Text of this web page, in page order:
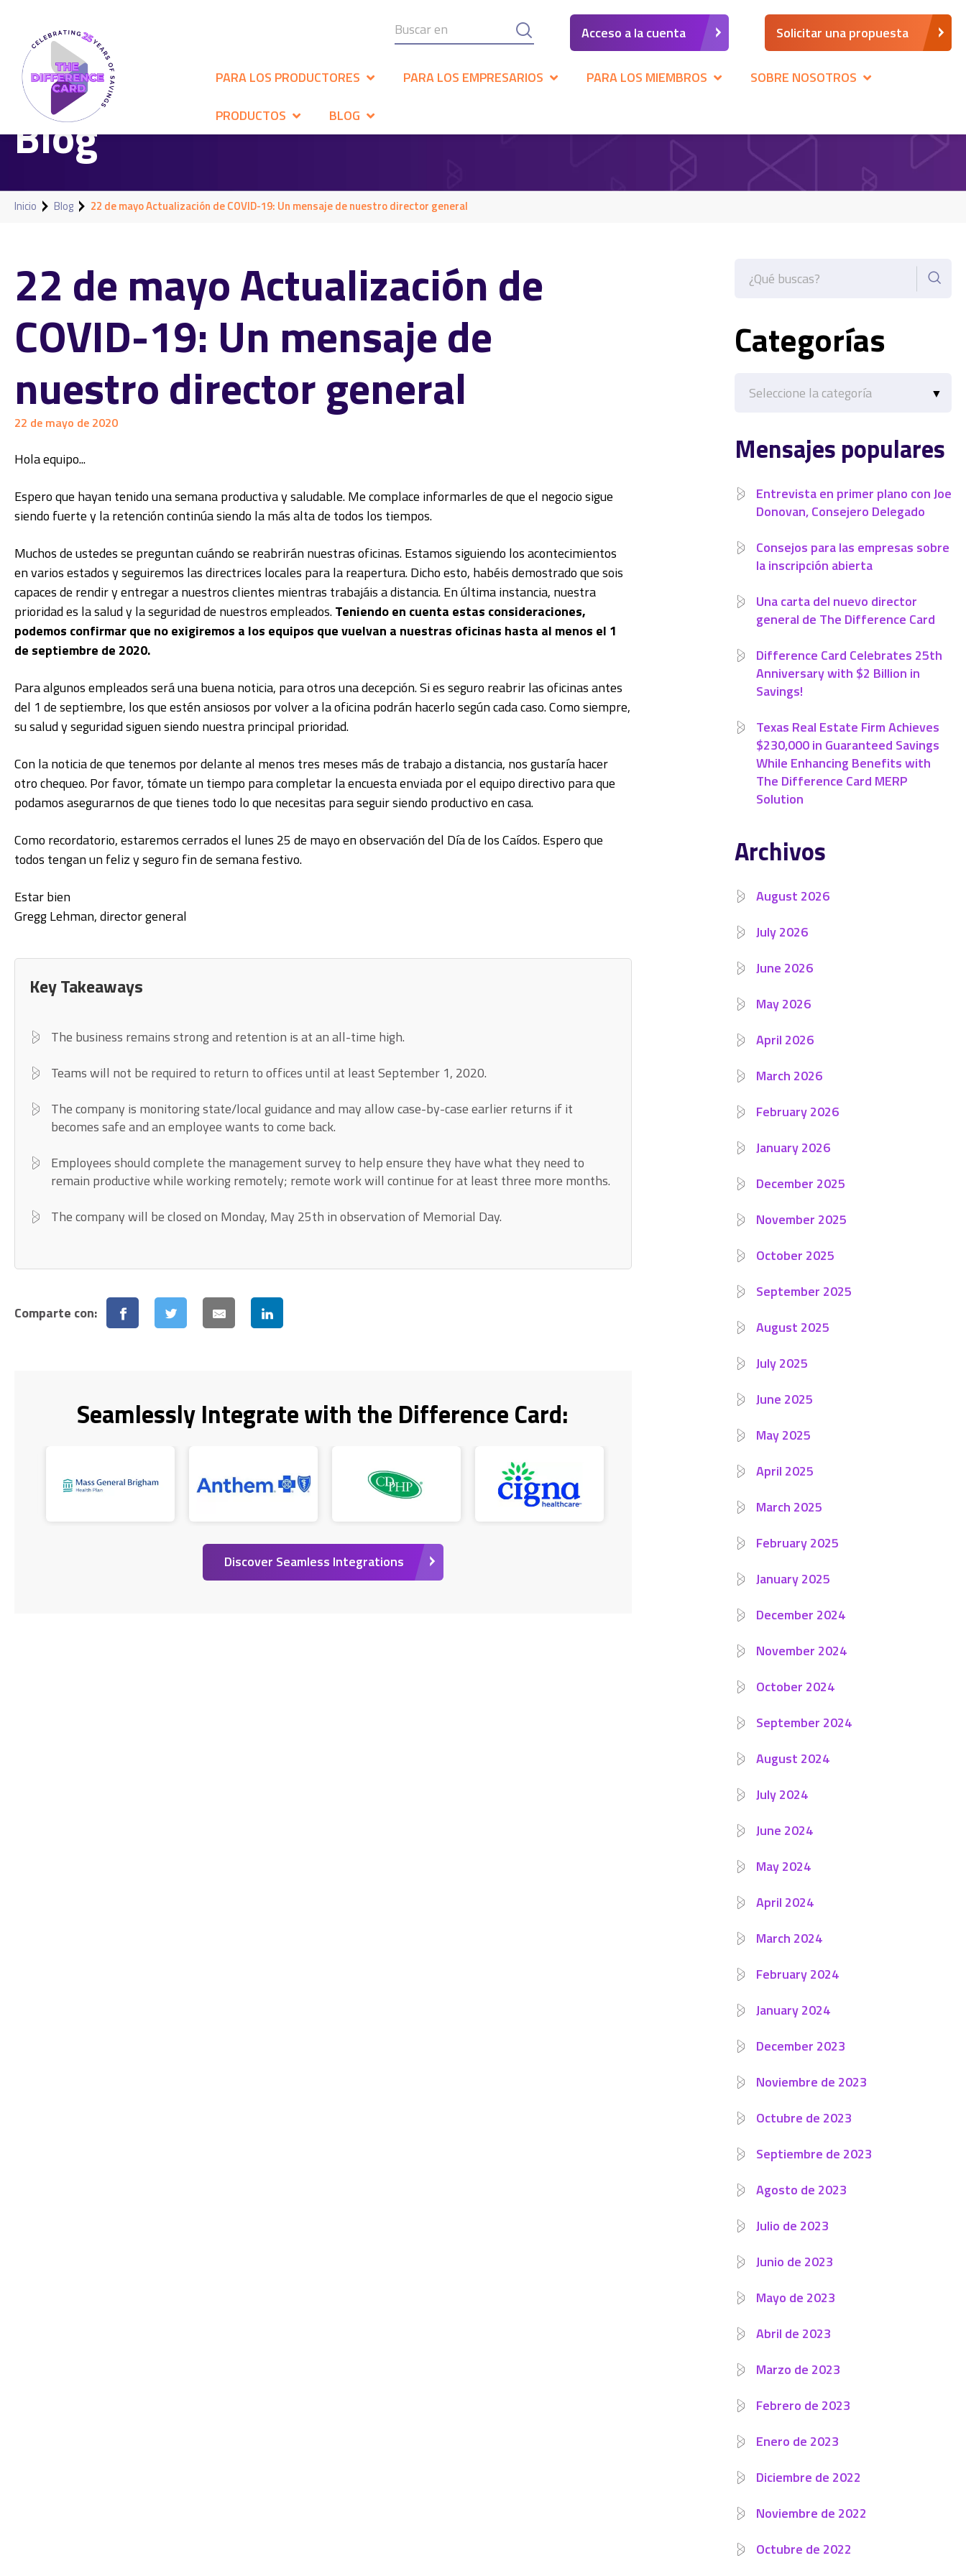
Acceso a la cuenta Solicitar una propuesta
PARA LOS PRODUCTORES PARA LOS EMPRESARIOS PARA LOS MIEMBROS
SOBRE NOSOTROS
PRODUCTOS
BLOG
Blog
Inicio Blog 22 de mayo Actualización de COVID-19: Un mensaje de nuestro director general
22 de mayo Actualización de
COVID-19: Un mensaje de
nuestro director general
22 de mayo de 2020
Hola equipo...
Espero que hayan tenido una semana productiva y saludable. Me complace informarles de que el negocio sigue
siendo fuerte y la retención continúa siendo la más alta de todos los tiempos.
Muchos de ustedes se preguntan cuándo se reabrirán nuestras oficinas. Estamos siguiendo los acontecimientos
en varios estados y seguiremos las directrices locales para la reapertura. Dicho esto, habéis demostrado que sois
capaces de rendir y entregar a nuestros clientes mientras trabajáis a distancia. En última instancia, nuestra
prioridad es la salud y la seguridad de nuestros empleados.Teniendo en cuenta estas consideraciones,
podemos confirmar que no exigiremos a los equipos que vuelvan a nuestras oficinas hasta al menos el 1
de septiembre de 2020.
Para algunos empleados será una buena noticia, para otros una decepción. Si es seguro reabrir las oficinas antes
del 1 de septiembre, los que estén ansiosos por volver a la oficina podrán hacerlo según cada caso. Como siempre,
su salud y seguridad siguen siendo nuestra principal prioridad.
Con la noticia de que tenemos por delante al menos tres meses más de trabajo a distancia, nos gustaría hacer
otro chequeo. Por favor, tómate un tiempo para completar la encuesta enviada por el equipo directivo para que
podamos asegurarnos de que tienes todo lo que necesitas para seguir siendo productivo en casa.
Como recordatorio, estaremos cerrados el lunes 25 de mayo en observación del Día de los Caídos. Espero que
todos tengan un feliz y seguro fin de semana festivo.
Estar bien
Gregg Lehman, director general
Key Takeaways
The business remains strong and retention is at an all-time high.
Teams will not be required to return to offices until at least September 1, 2020.
The company is monitoring state/local guidance and may allow case-by-case earlier returns if it
becomes safe and an employee wants to come back.
Employees should complete the management survey to help ensure they have what they need to
remain productive while working remotely; remote work will continue for at least three more months.
The company will be closed on Monday, May 25th in observation of Memorial Day.
Comparte con:
Seamlessly Integrate with the Difference Card:
Discover Seamless Integrations
Categorías
Mensajes populares
Entrevista en primer plano con Joe
Donovan, Consejero Delegado
Consejos para las empresas sobre
la inscripción abierta
Una carta del nuevo director
general de The Difference Card
Difference Card Celebrates 25th
Anniversary with $2 Billion in
Savings!
Texas Real Estate Firm Achieves
$230,000 in Guaranteed Savings
While Enhancing Benefits with
The Difference Card MERP
Solution
Archivos
August 2026
July 2026
June 2026
May 2026
April 2026
March 2026
February 2026
January 2026
December 2025
November 2025
October 2025
September 2025
August 2025
July 2025
June 2025
May 2025
April 2025
March 2025
February 2025
January 2025
December 2024
November 2024
October 2024
September 2024
August 2024
July 2024
June 2024
May 2024
April 2024
March 2024
February 2024
January 2024
December 2023
Noviembre de 2023
Octubre de 2023
Septiembre de 2023
Agosto de 2023
Julio de 2023
Junio de 2023
Mayo de 2023
Abril de 2023
Marzo de 2023
Febrero de 2023
Enero de 2023
Diciembre de 2022
Noviembre de 2022
Octubre de 2022